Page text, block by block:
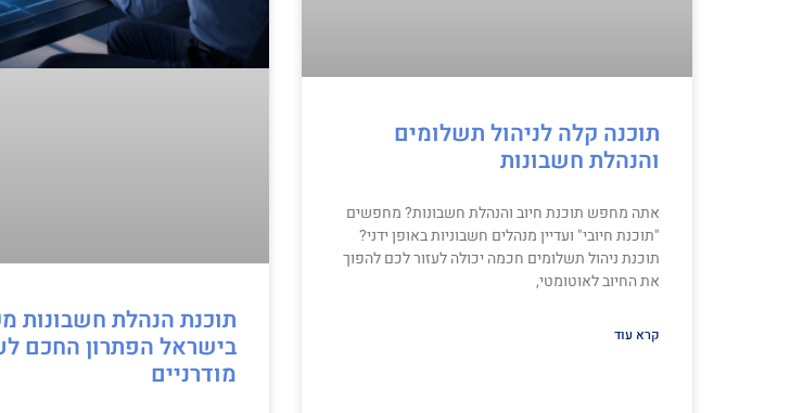
תוכנה קלה לניהול תשלומים
והנהלת חשבונות
אתה מחפש תוכנת חיוב והנהלת חשבונות? מחפשים
"תוכנת חיובי" ועדיין מנהלים חשבוניות באופן ידני?
תוכנת ניהול תשלומים חכמה יכולה לעזור לכם להפוך
את החיוב לאוטומטי,
קרא עוד
תוכנת הנהלת חשבונות
בישראל הפתרון החכם
מודרניים